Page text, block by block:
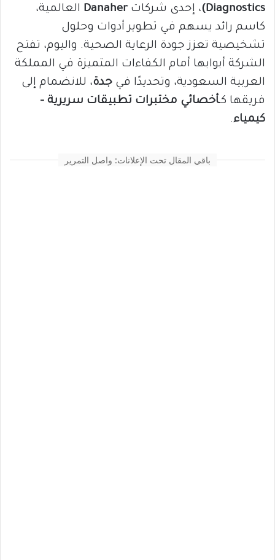
Diagnostics) ، إحدى شركاتDanaher العالمية،
كاسم رائد يسهم في تطوير أدوات وحلول
تشخيصية تعزز جودة الرعاية الصحية. واليوم، تفتح
الشركة أبوابها أمام الكفاءات المتميزة في المملكة
العربية السعودية، وتحديدًا في جدة، للانضمام إلى
فريقها كـأخصائي مختبرات تطبيقات سريرية –
كيمياء.
باقي المقال تحت الإعلانات: واصل التمرير